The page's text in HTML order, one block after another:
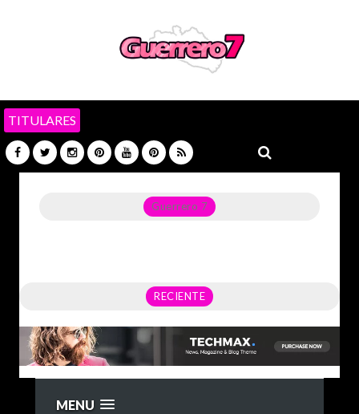
TITULARES
Guerrero 7
RECIENTE
MENU